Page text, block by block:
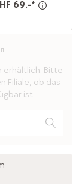
69.-*
erhältlich. Bitte
Filiale, ob das
ist.